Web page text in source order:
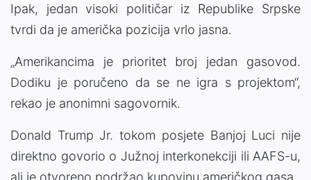
Ipak, jedan visoki političar iz Republike Srpske
tvrdi da je američka pozicija vrlo jasna.
„Amerikancima je prioritet broj jedan gasovod.
Dodiku je poručeno da se ne igra s projektom“,
rekao je anonimni sagovornik.
Donald Trump Jr. tokom posjete Banjoj Luci nije
direktno govorio o Južnoj interkonekciji ili AAFS-u,
ali je otvoreno podržao kupovinu američkog gasa.